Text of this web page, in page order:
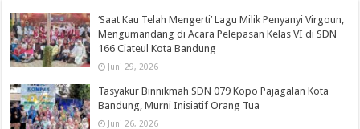
‘Saat Kau Telah Mengerti’ Lagu Milik Penyanyi Virgoun,
Mengumandang di Acara Pelepasan Kelas VI di SDN
166 Ciateul Kota Bandung
Juni 29, 2026
Tasyakur Binnikmah SDN 079 Kopo Pajagalan Kota
Bandung, Murni Inisiatif Orang Tua
Juni 26, 2026